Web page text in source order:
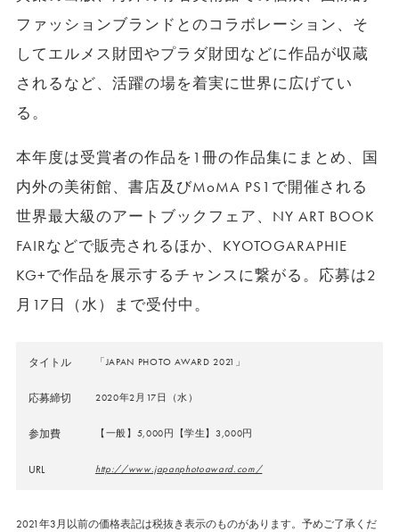
ファッションブランドとのコラボレーション、そ
してエルメス財団やプラダ財団などに作品が収蔵
されるなど、活躍の場を着実に世界に広げてい
る。
本年度は受賞者の作品を1冊の作品集にまとめ、国
内外の美術館、書店及びMoMA PS1で開催される
世界最大級のアートブックフェア、NY ART BOOK
FAIRなどで販売されるほか、KYOTOGARAPHIE
KG+で作品を展示するチャンスに繋がる。応募は2
月17日（水）まで受付中。
タイトル 「JAPAN PHOTO AWARD 2021」
応募締切 2020年2月17日（水）
参加費 【一般】5,000円【学生】3,000円
URL http://www.japanphotoaward.com/
2021年3月以前の価格表記は税抜き表示のものがあります。予めご了承くだ